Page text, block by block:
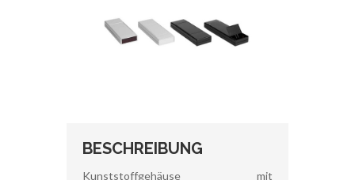
BESCHREIBUNG
Kunststoffgehäuse mit